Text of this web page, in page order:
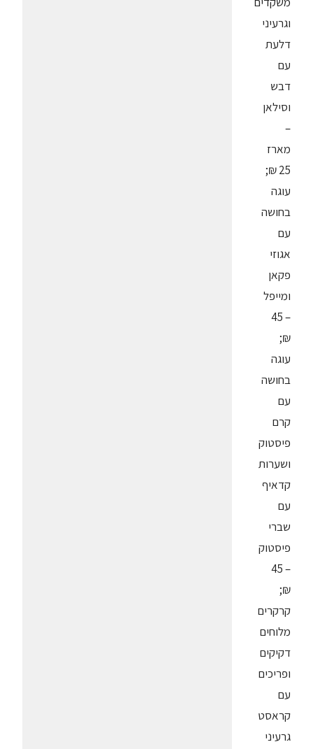
וגרעיני
דלעת
עם
דבש
וסילאן
–
מארז
25 ₪;
עוגה
בחושה
עם
אגוזי
פקאן
ומייפל
– 45
₪;
עוגה
בחושה
עם
קרם
פיסטוק
ושערות
קדאיף
עם
שברי
פיסטוק
– 45
₪;
קרקרים
מלוחים
דקיקים
ופריכים
עם
קראסט
גרעיני